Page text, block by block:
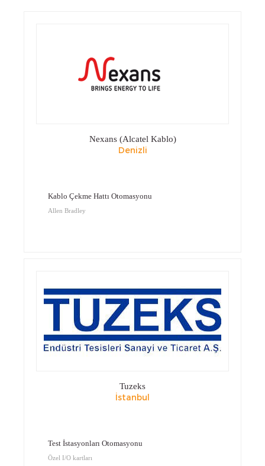
Nexans (Alcatel Kablo)
Denizli
Kablo Çekme Hattı Otomasyonu
Allen Bradley
Tuzeks
İstanbul
Test İstasyonları Otomasyonu
Özel I/O kartları